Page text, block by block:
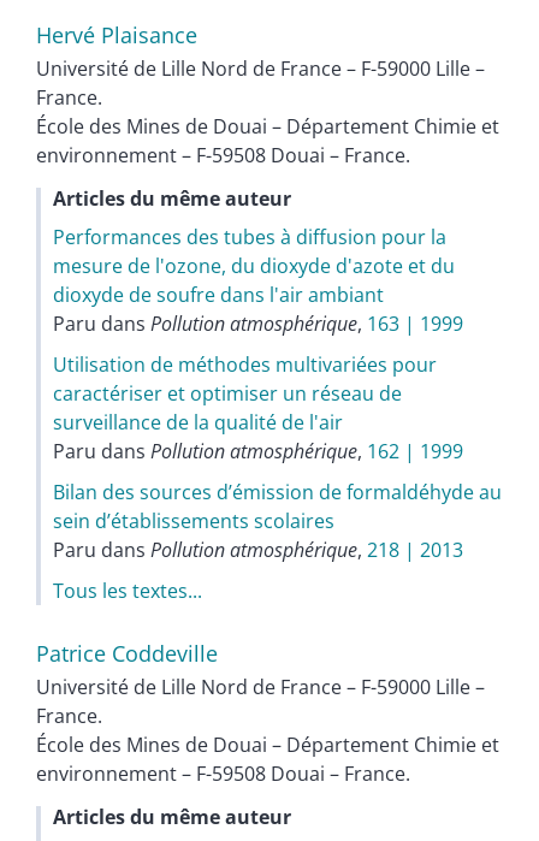
Hervé Plaisance
Université de Lille Nord de France – F-59000 Lille –
France.
École des Mines de Douai – Département Chimie et
environnement – F-59508 Douai – France.
Articles du même auteur
Performances des tubes à diffusion pour la
mesure de l'ozone, du dioxyde d'azote et du
dioxyde de soufre dans l'air ambiant
Paru dans Pollution atmosphérique, 163 | 1999
Utilisation de méthodes multivariées pour
caractériser et optimiser un réseau de
surveillance de la qualité de l'air
Paru dans Pollution atmosphérique, 162 | 1999
Bilan des sources d’émission de formaldéhyde au
sein d’établissements scolaires
Paru dans Pollution atmosphérique, 218 | 2013
Tous les textes...
Patrice Coddeville
Université de Lille Nord de France – F-59000 Lille –
France.
École des Mines de Douai – Département Chimie et
environnement – F-59508 Douai – France.
Articles du même auteur